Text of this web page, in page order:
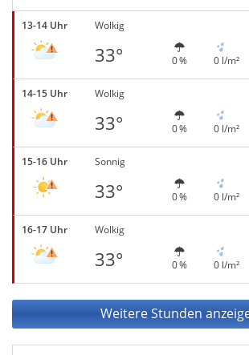
13-14 Uhr Wolkig
33° 0 % 0 l/m²
14-15 Uhr Wolkig
33° 0 % 0 l/m²
15-16 Uhr Sonnig
33° 0 % 0 l/m²
16-17 Uhr Wolkig
33° 0 % 0 l/m²
Weitere Stunden